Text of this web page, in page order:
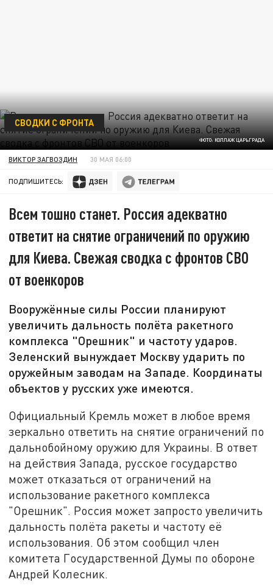
ФОТО: КОЛЛАЖ ЦАРЬГРАДА
СВОДКИ С ФРОНТА
ВИКТОР ЗАГВОЗДИН 30 МАЯ 06:00
ПОДПИШИТЕСЬ:
Всем тошно станет. Россия адекватно
ответит на снятие ограничений по оружию
для Киева. Свежая сводка с фронтов СВО
от военкоров
Вооружённые силы России планируют
увеличить дальность полёта ракетного
комплекса "Орешник" и частоту ударов.
Зеленский вынуждает Москву ударить по
оружейным заводам на Западе. Координаты
объектов у русских уже имеются.
Официальный Кремль может в любое время
зеркально ответить на снятие ограничений по
дальнобойному оружию для Украины. В ответ
на действия Запада, русское государство
может отказаться от ограничений на
использование ракетного комплекса
"Орешник". Россия может запросто увеличить
дальность полёта ракеты и частоту её
использования. Об этом сообщил член
комитета Государственной Думы по обороне
Андрей Колесник.